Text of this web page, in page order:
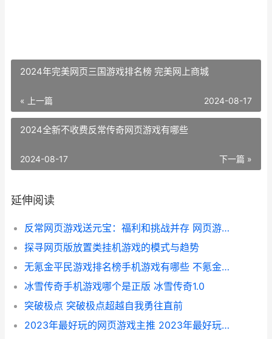
2024年完美网页三国游戏排名榜 完美网上商城
« 上一篇 2024-08-17
2024全新不收费反常传奇网页游戏有哪些
下一篇 »
2024-08-17
延伸阅读
反常网页游戏送元宝：福利和挑战并存 网页游戏返利网
探寻网页版放置类挂机游戏的模式与趋势
无氪金平民游戏排名榜手机游戏有哪些 不氪金的好玩游戏
冰雪传奇手机游戏哪个是正版 冰雪传奇1.0
突破极点 突破极点超越自我勇往直前
2023年最好玩的网页游戏主推 2023年最好玩的网游